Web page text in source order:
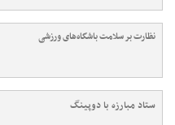
نظارت بر سلامت باشگاه‌های ورزشی
ستاد مبارزه با دوپینگ